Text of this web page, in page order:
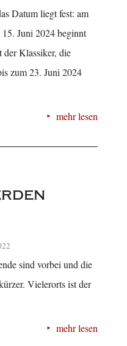
Datum liegt fest: am
15. Juni 2024 beginnt
der Klassiker, die
zum 23. Juni 2024
mehr lesen
sind vorbei und die
Vielerorts ist der
mehr lesen